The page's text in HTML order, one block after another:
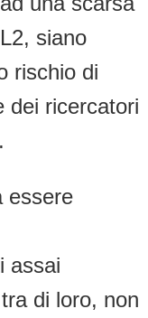
siano
rischio di
dei ricercatori
essere
assai
di loro, non